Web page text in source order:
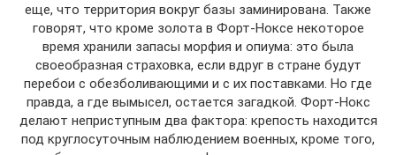
еще, что территория вокруг базы заминирована. Также
говорят, что кроме золота в Форт-Ноксе некоторое
время хранили запасы морфия и опиума: это была
своеобразная страховка, если вдруг в стране будут
перебои с обезболивающими и с их поставками. Но где
правда, а где вымысел, остается загадкой. Форт-Нокс
делают неприступным два фактора: крепость находится
под круглосуточным наблюдением военных, кроме того,